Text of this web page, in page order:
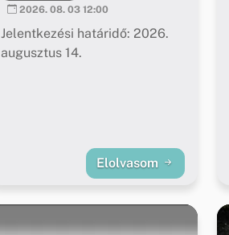
2026. 08. 03 12:00
Jelentkezési határidő: 2026.
augusztus 14.
Elolvasom